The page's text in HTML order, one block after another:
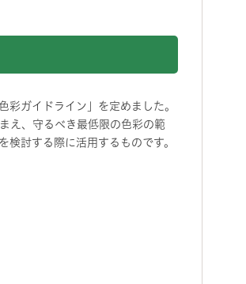
ガイドライン」を定めました。
え、守るべき最低限の色彩の範
討する際に活用するものです。